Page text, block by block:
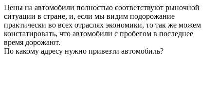
Цены на автомобили полностью соответствуют рыночной
ситуации в стране, и, если мы видим подорожание
практически во всех отраслях экономики, то так же можем
констатировать, что автомобили с пробегом в последнее
время дорожают.
По какому адресу нужно привезти автомобиль?